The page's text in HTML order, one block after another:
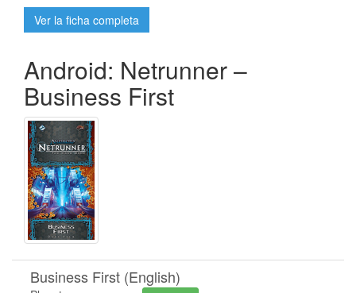
Ver la ficha completa
Android: Netrunner –
Business First
Business First (English)